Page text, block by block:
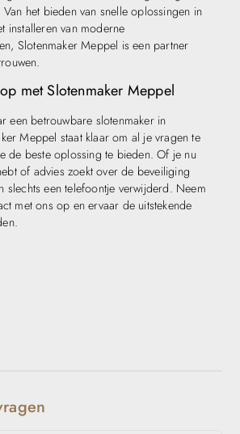
het bieden van snelle oplossingen in
installeren van moderne
Slotenmaker Meppel is een partner
met Slotenmaker Meppel
een betrouwbare slotenmaker in
Meppel staat klaar om al je vragen te
de beste oplossing te bieden. Of je nu
of advies zoekt over de beveiliging
slechts een telefoontje verwijderd. Neem
met ons op en ervaar de uitstekende